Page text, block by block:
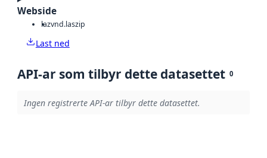
Webside
lazvnd.laszip
Last ned
API-ar som tilbyr dette datasettet 0
Ingen registrerte API-ar tilbyr dette datasettet.